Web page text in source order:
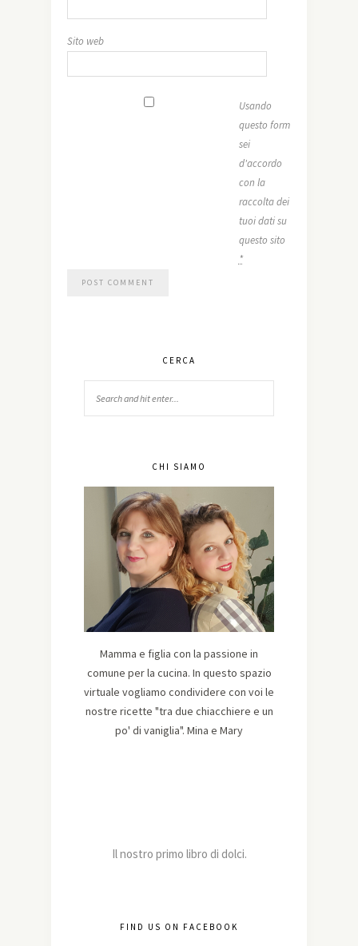
Sito web
Usando
questo form
sei
d'accordo
con la
raccolta dei
tuoi dati su
questo sito
*
CERCA
CHI SIAMO
Mamma e figlia con la passione in
comune per la cucina. In questo spazio
virtuale vogliamo condividere con voi le
nostre ricette "tra due chiacchiere e un
po' di vaniglia". Mina e Mary
Il nostro primo libro di dolci.
FIND US ON FACEBOOK